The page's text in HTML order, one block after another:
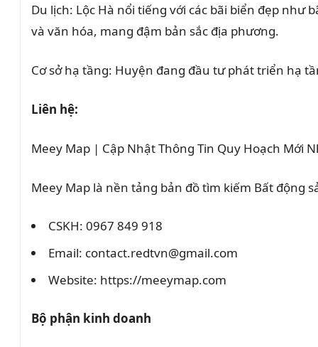
Du lịch: Lộc Hà nổi tiếng với các bãi biển đẹp
và văn hóa, mang đậm bản sắc địa phương.
Cơ sở hạ tầng: Huyện đang đầu tư phát triển hạ
Liên hệ:
Meey Map | Cập Nhật Thông Tin Quy Hoạch Mới
Meey Map là nền tảng bản đồ tìm kiếm Bất động
CSKH: 0967 849 918
Email: contact.redtvn@gmail.com
Website: https://meeymap.com
Bộ phận kinh doanh